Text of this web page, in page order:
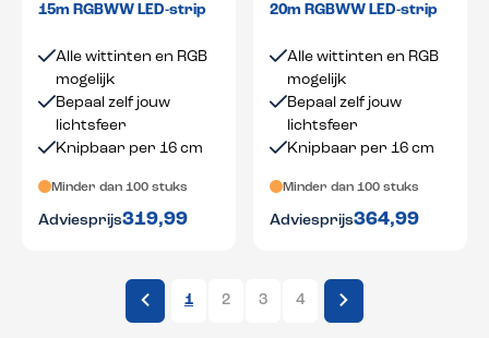
15m RGBWW LED-strip
Alle wittinten en RGB
mogelijk
Bepaal zelf jouw
lichtsfeer
Knipbaar per 16 cm
Minder dan 100 stuks
Adviesprijs319,99
20m RGBWW LED-strip
Alle wittinten en RGB
mogelijk
Bepaal zelf jouw
lichtsfeer
Knipbaar per 16 cm
Minder dan 100 stuks
Adviesprijs364,99
1 2 3 4